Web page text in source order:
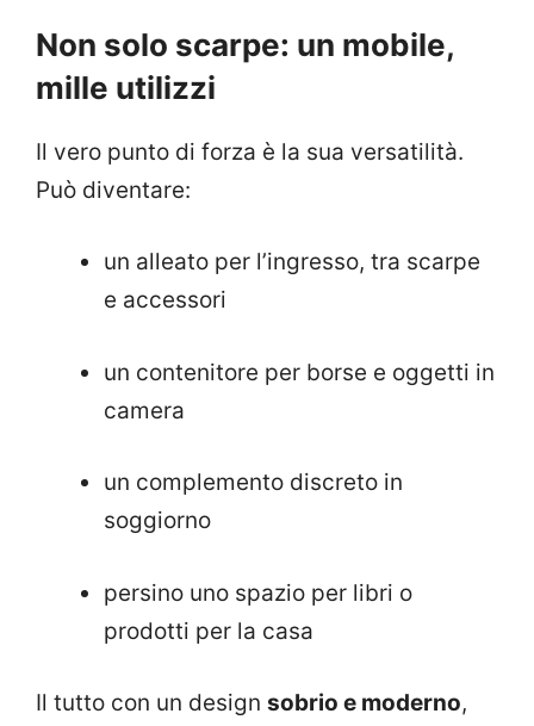
Non solo scarpe: un mobile,
mille utilizzi
Il vero punto di forza è la sua versatilità.
Può diventare:
un alleato per l’ingresso, tra scarpe
e accessori
un contenitore per borse e oggetti in
camera
un complemento discreto in
soggiorno
persino uno spazio per libri o
prodotti per la casa
Il tutto con un design sobrio e moderno,